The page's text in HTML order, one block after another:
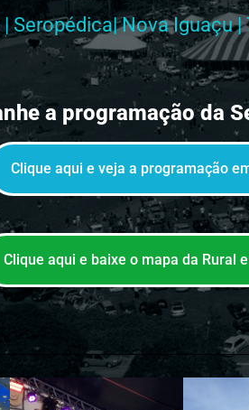
| Seropédica| Nova Iguaçu |
a programação da
Clique aqui e veja a programação
Clique aqui e baixe o mapa da Rural